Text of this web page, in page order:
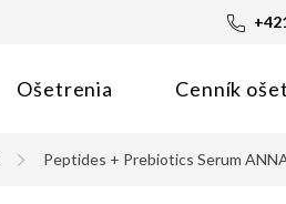
Ošetrenia Cenník
Peptides + Prebiotics Serum